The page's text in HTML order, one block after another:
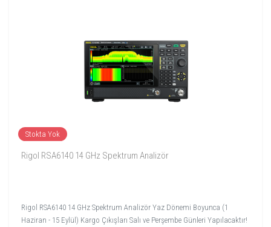
Stokta Yok
Rigol RSA6140 14 GHz Spektrum Analizör
Rigol RSA6140 14 GHz Spektrum Analizör Yaz Dönemi Boyunca (1
Haziran - 15 Eylül) Kargo Çıkışları Salı ve Perşembe Günleri Yapılacaktır!